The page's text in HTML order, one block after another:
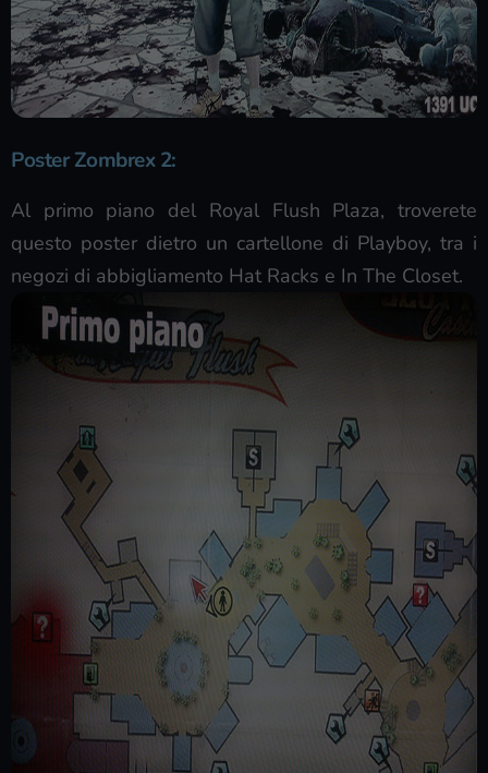
Poster Zombrex 2:
Al primo piano del Royal Flush Plaza, troverete
questo poster dietro un cartellone di Playboy, tra i
negozi di abbigliamento Hat Racks e In The Closet.